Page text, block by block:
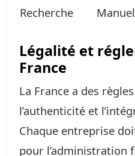
Recherche
Légalité et
France
La France a des
l’authenticité et
Chaque entreprise
pour l’administration